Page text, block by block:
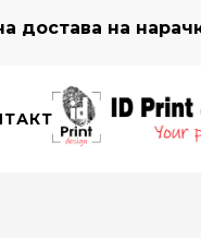
достава на